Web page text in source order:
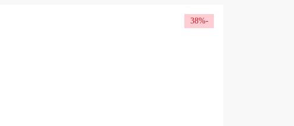
-38%